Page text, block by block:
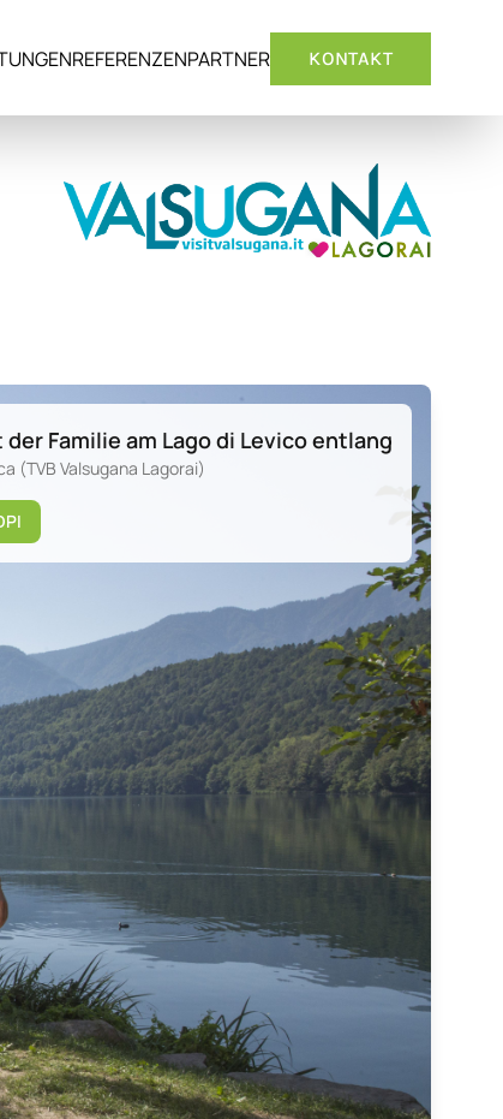
REFERENZENPARTNER KONTAKT
Familie am Lago di Levico entlang
(TVB Valsugana Lagorai)